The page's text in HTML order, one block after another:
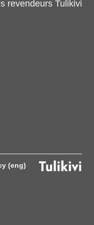
revendeurs Tulikivi
(eng)